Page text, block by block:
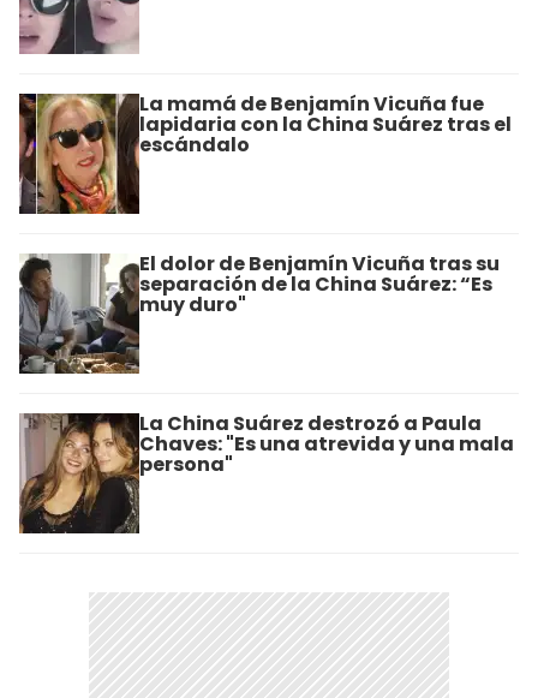
La mamá de Benjamín Vicuña fue
lapidaria con la China Suárez tras el
escándalo
El dolor de Benjamín Vicuña tras su
separación de la China Suárez: “Es
muy duro"
La China Suárez destrozó a Paula
Chaves: "Es una atrevida y una mala
persona"